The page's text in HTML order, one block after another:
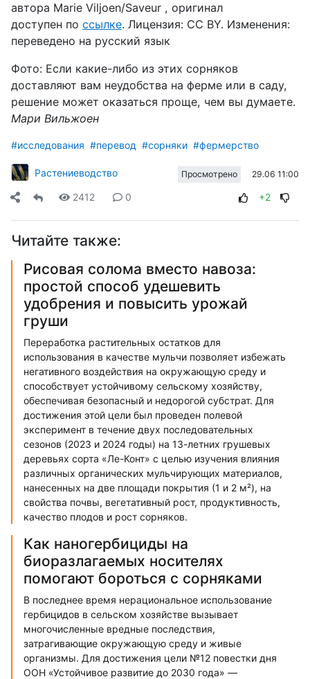
автора Marie Viljoen/Saveur , оригинал
доступен по ссылке. Лицензия: CC BY. Изменения:
переведено на русский язык
Фото: Если какие-либо из этих сорняков
доставляют вам неудобства на ферме или в саду,
решение может оказаться проще, чем вы думаете.
Мари Вильжоен
#исследования #перевод #сорняки #фермерство
Растениеводство Просмотрено 29.06 11:00
2412 0 +2
Читайте также:
Рисовая солома вместо навоза:
простой способ удешевить
удобрения и повысить урожай
груши
Переработка растительных остатков для
использования в качестве мульчи позволяет избежать
негативного воздействия на окружающую среду и
способствует устойчивому сельскому хозяйству,
обеспечивая безопасный и недорогой субстрат. Для
достижения этой цели был проведен полевой
эксперимент в течение двух последовательных
сезонов (2023 и 2024 годы) на 13-летних грушевых
деревьях сорта «Ле-Конт» с целью изучения влияния
различных органических мульчирующих материалов,
нанесенных на две площади покрытия (1 и 2 м²), на
свойства почвы, вегетативный рост, продуктивность,
качество плодов и рост сорняков.
Как наногербициды на
биоразлагаемых носителях
помогают бороться с сорняками
В последнее время нерациональное использование
гербицидов в сельском хозяйстве вызывает
многочисленные вредные последствия,
затрагивающие окружающую среду и живые
организмы. Для достижения цели №12 повестки дня
ООН «Устойчивое развитие до 2030 года» —